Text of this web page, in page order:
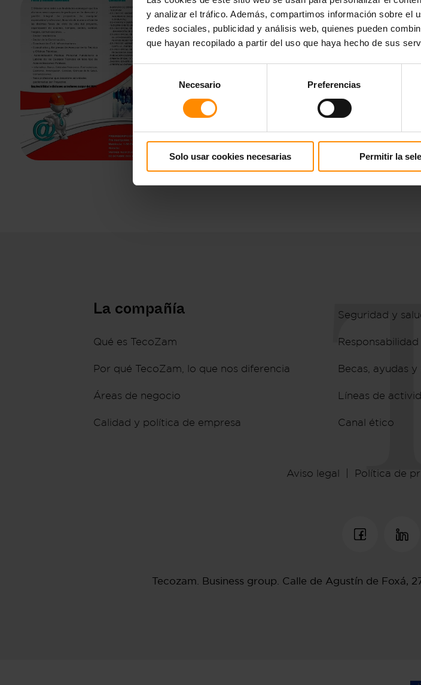
y analizar el tráfico. Además, compartimos información sobre el
redes sociales, publicidad y análisis web, quienes pueden
que hayan recopilado a partir del uso que haya hecho de sus
consentimiento
Necesario Preferencias
Solo usar cookies necesarias Permitir la
La compañía
Qué es TecoZam
Por qué TecoZam, lo que nos diferencia
Áreas de negocio
Calidad y política de empresa
Seguridad y
Becas, ayudas
Líneas de
Canal ético
Aviso legal Política de
Tecozam. Business group. Calle de Agustín de Foxá,